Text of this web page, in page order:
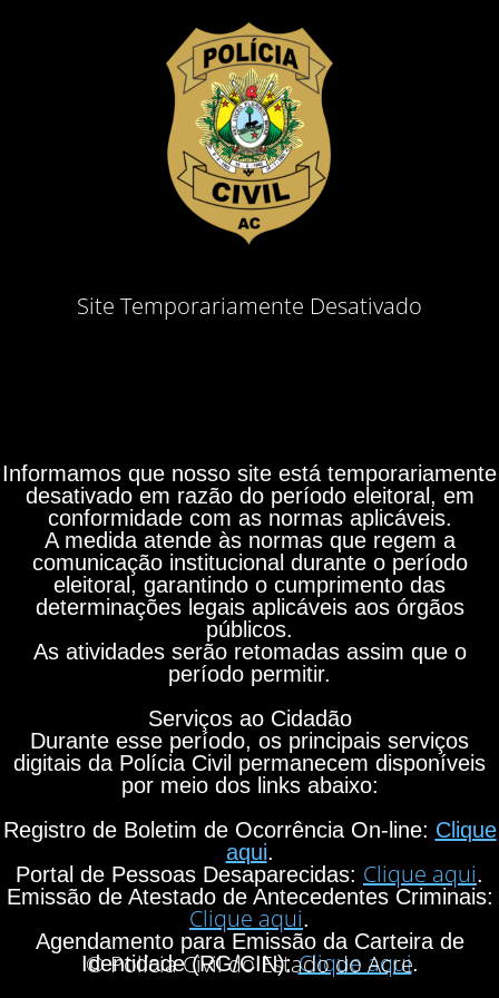
Site Temporariamente Desativado
Informamos que nosso site está temporariamente
desativado em razão do período eleitoral, em
conformidade com as normas aplicáveis.
A medida atende às normas que regem a
comunicação institucional durante o período
eleitoral, garantindo o cumprimento das
determinações legais aplicáveis aos órgãos
públicos.
As atividades serão retomadas assim que o
período permitir.
Serviços ao Cidadão
Durante esse período, os principais serviços
digitais da Polícia Civil permanecem disponíveis
por meio dos links abaixo:
Registro de Boletim de Ocorrência On-line: Clique
aqui.
Portal de Pessoas Desaparecidas: Clique aqui.
Emissão de Atestado de Antecedentes Criminais:
Clique aqui.
Agendamento para Emissão da Carteira de
Identidade (RG/CIN):Clique aqui.
© Polícia Civil do Estado do Acre